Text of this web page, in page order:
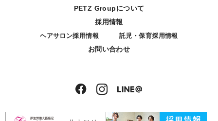
PETZ Groupについて
採用情報
ヘアサロン採用情報 託児・保育採用情報
お問い合わせ